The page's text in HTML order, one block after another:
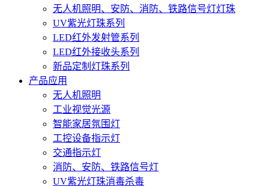
无人机照明、安防、消防、铁路信号灯灯珠
UV紫光灯珠系列
LED红外发射管系列
LED红外接收头系列
新品定制灯珠系列
产品应用
无人机照明
工业视觉光源
智能家居氛围灯
工控设备指示灯
交通指示灯
消防、安防、铁路信号灯
UV紫光灯珠消毒杀毒